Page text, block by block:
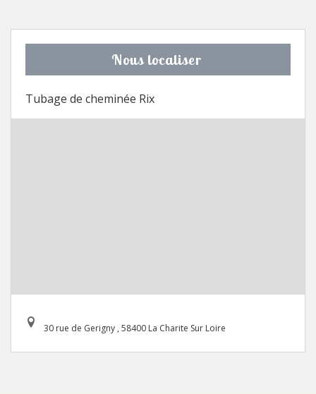
Nous localiser
Tubage de cheminée Rix
30 rue de Gerigny , 58400 La Charite Sur Loire